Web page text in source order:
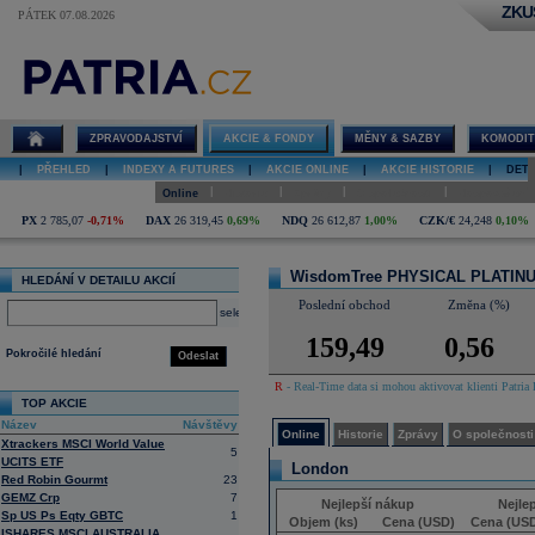
PÁTEK 07.08.2026
WisdomTree
PHYSICAL
online
ZPRAVODAJSTVÍ AKCIE & FONDY MĚNY & SAZBY
PŘEHLED INDEXY A FUTURES AKCIE ONLINE AKCIE HISTORIE
Online
PX 2 785,07 -0,71% DAX 26 319,45 0,69% NDQ 26 612,87 1,00% CZK/€ 24,248 0,10%
HLEDÁNÍ V DETAILU AKCIÍ
select
Odeslat
Pokročilé hledání
TOP AKCIE
Název
Návštěvy
Xtrackers MSCI World Value
UCITS ETF
5
Red Robin Gourmt
23
GEMZ Crp
7
Sp US Ps Eqty GBTC
1
WisdomTree PHYSICAL
Poslední obchod Změna (%)
159,49 0,56
R - Real-Time data si mohou aktivovat klienti
Online Historie Zprávy O společnosti
London
Nejlepší nákup
Objem (ks)
Cena (USD)
Cena